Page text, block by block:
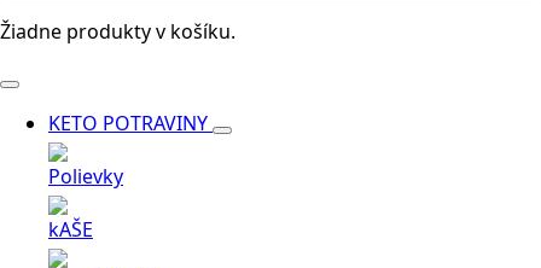
Žiadne produkty v košíku.
KETO POTRAVINY
Polievky
kAŠE